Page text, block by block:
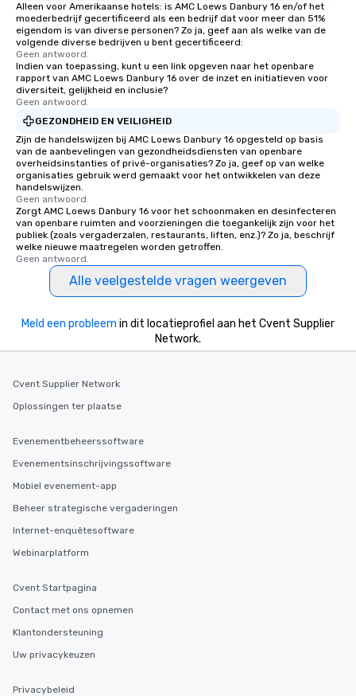
Alleen voor Amerikaanse hotels: is AMC Loews Danbury 16 en/of het
moederbedrijf gecertificeerd als een bedrijf dat voor meer dan 51%
eigendom is van diverse personen? Zo ja, geef aan als welke van de
volgende diverse bedrijven u bent gecertificeerd:
Geen antwoord.
Indien van toepassing, kunt u een link opgeven naar het openbare
rapport van AMC Loews Danbury 16 over de inzet en initiatieven voor
diversiteit, gelijkheid en inclusie?
Geen antwoord.
GEZONDHEID EN VEILIGHEID
Zijn de handelswijzen bij AMC Loews Danbury 16 opgesteld op basis
van de aanbevelingen van gezondheidsdiensten van openbare
overheidsinstanties of privé-organisaties? Zo ja, geef op van welke
organisaties gebruik werd gemaakt voor het ontwikkelen van deze
handelswijzen.
Geen antwoord.
Zorgt AMC Loews Danbury 16 voor het schoonmaken en desinfecteren
van openbare ruimten and voorzieningen die toegankelijk zijn voor het
publiek (zoals vergaderzalen, restaurants, liften, enz.)? Zo ja, beschrijf
welke nieuwe maatregelen worden getroffen.
Geen antwoord.
Alle veelgestelde vragen weergeven
Meld een probleem in dit locatieprofiel aan het Cvent Supplier
Network.
Cvent Supplier Network
Oplossingen ter plaatse
Evenementbeheerssoftware
Evenementsinschrijvingssoftware
Mobiel evenement-app
Beheer strategische vergaderingen
Internet-enquêtesoftware
Webinarplatform
Cvent Startpagina
Contact met ons opnemen
Klantondersteuning
Uw privacykeuzen
Privacybeleid